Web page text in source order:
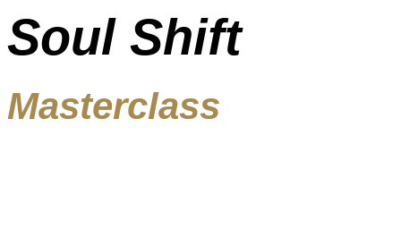
Soul Shift
Masterclass